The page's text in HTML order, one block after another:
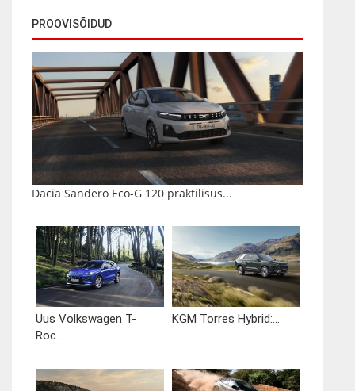
PROOVISÕIDUD
Dacia Sandero Eco-G 120 praktilisus...
Uus Volkswagen T-
Roc...
KGM Torres Hybrid:...